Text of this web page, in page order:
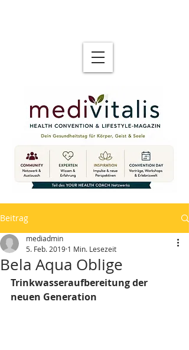
Beitrag
Bela Aqua Oblige
mediadmin
5. Feb. 2019 1 Min. Lesezeit
Trinkwasseraufbereitung der
neuen Generation